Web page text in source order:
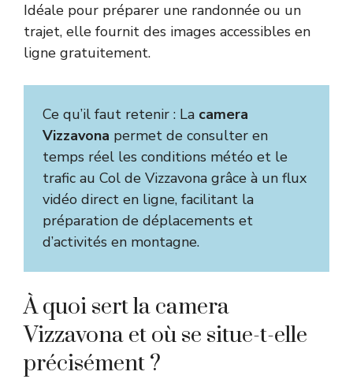
Idéale pour préparer une randonnée ou un
trajet, elle fournit des images accessibles en
ligne gratuitement.
Ce qu’il faut retenir : La camera
Vizzavona permet de consulter en
temps réel les conditions météo et le
trafic au Col de Vizzavona grâce à un flux
vidéo direct en ligne, facilitant la
préparation de déplacements et
d’activités en montagne.
À quoi sert la camera
Vizzavona et où se situe-t-elle
précisément ?